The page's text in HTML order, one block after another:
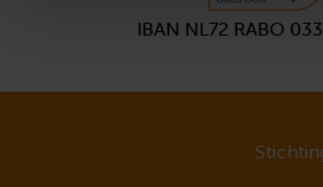
IBAN NL72 RABO